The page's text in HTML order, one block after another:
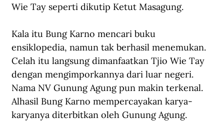
Wie Tay seperti dikutip Ketut Masagung.
Kala itu Bung Karno mencari buku
ensiklopedia, namun tak berhasil menemukan.
Celah itu langsung dimanfaatkan Tjio Wie Tay
dengan mengimporkannya dari luar negeri.
Nama NV Gunung Agung pun makin terkenal.
Alhasil Bung Karno mempercayakan karya-
karyanya diterbitkan oleh Gunung Agung.